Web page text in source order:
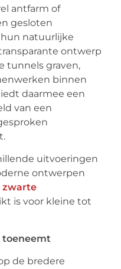
antfarm of
gesloten
natuurlijke
ontwerp
tunnels graven,
binnen
daarmee een
van een
uitvoeringen
ontwerpen
zwarte
is voor kleine tot
toeneemt
de bredere